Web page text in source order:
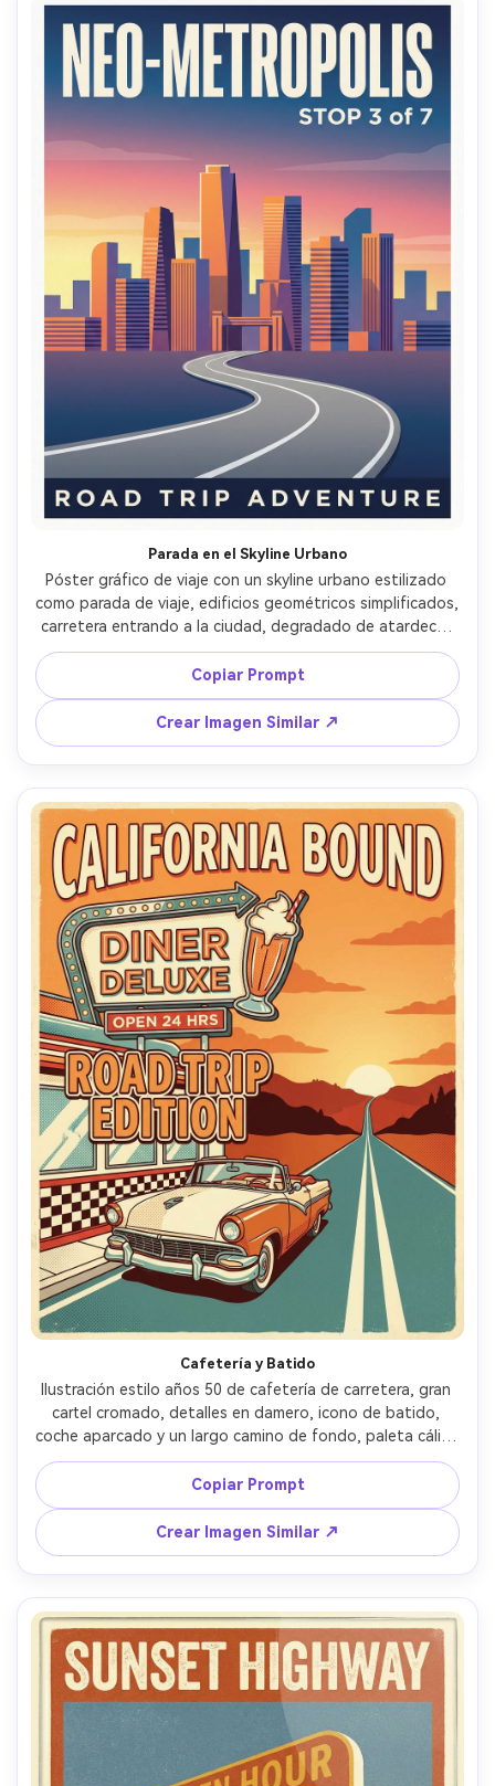
Parada en el Skyline Urbano
Póster gráfico de viaje con un skyline urbano estilizado
como parada de viaje, edificios geométricos simplificados,
carretera entrando a la ciudad, degradado de atardecer
tras rascacielos, tipografía moderna audaz para el nombre
de la ciudad, texto pequeño para "Parada 3 de 7", estilo
vector limpio y grano de papel sutil, composición
equilibrada con márgenes, lente de 85mm, poca
profundidad de campo --ar 4:5
Copiar Prompt
Crear Imagen Similar ↗
Cafetería y Batido
Ilustración estilo años 50 de cafetería de carretera, gran
cartel cromado, detalles en damero, icono de batido,
coche aparcado y un largo camino de fondo, paleta cálida
nostálgica, arte vectorial de línea gruesa, sombras a
medio tono, tipografía lúdica destacada para destino y
"Edición Viaje por Carretera", composición lista para
imprimir, lente de 85mm, poca profundidad de campo, luz
cinematográfica suave --ar 4:5
Copiar Prompt
Crear Imagen Similar ↗